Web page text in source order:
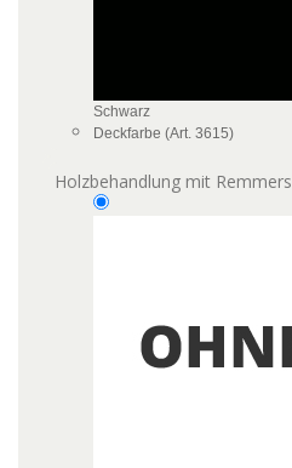
Schwarz
Deckfarbe (Art. 3615)
Holzbehandlung mit Remmers